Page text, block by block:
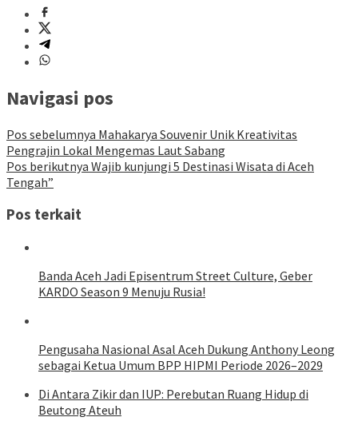
Navigasi pos
Pos sebelumnya Mahakarya Souvenir Unik Kreativitas
Pengrajin Lokal Mengemas Laut Sabang
Pos berikutnya Wajib kunjungi 5 Destinasi Wisata di Aceh
Tengah”
Pos terkait
Banda Aceh Jadi Episentrum Street Culture, Geber
KARDO Season 9 Menuju Rusia!
Pengusaha Nasional Asal Aceh Dukung Anthony Leong
sebagai Ketua Umum BPP HIPMI Periode 2026–2029
Di Antara Zikir dan IUP: Perebutan Ruang Hidup di
Beutong Ateuh